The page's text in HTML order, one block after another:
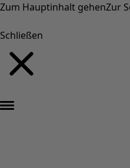
Zum Hauptinhalt gehenZur
Schließen